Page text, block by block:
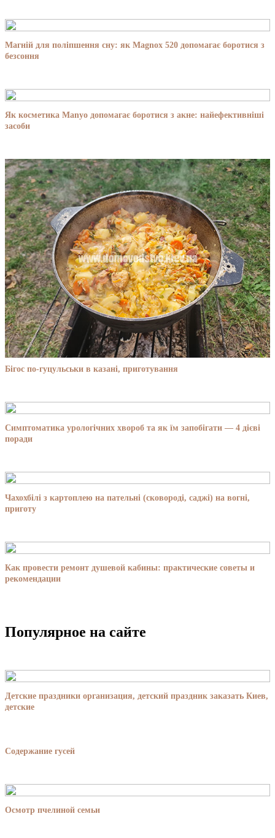
Магній для поліпшення сну: як Magnox 520 допомагає боротися з
безсоння
Як косметика Manyo допомагає боротися з акне: найефективніші
засоби
Бігос по-гуцульськи в казані, приготування
Симптоматика урологічних хвороб та як їм запобігати — 4 дієві
поради
Чахохбілі з картоплею на пательні (сковороді, саджі) на вогні,
приготу
Как провести ремонт душевой кабины: практические советы и
рекомендации
Популярное на сайте
Детские праздники организация, детский праздник заказать Киев,
детские
Содержание гусей
Осмотр пчелиной семьи